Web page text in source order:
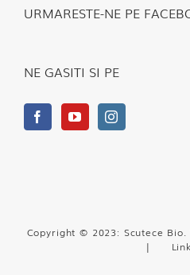
URMARESTE-NE PE
NE GASITI SI PE
Copyright © 2023: Scutece
|